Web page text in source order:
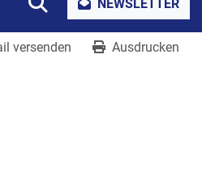
NEWSLETTER
versenden Ausdrucken